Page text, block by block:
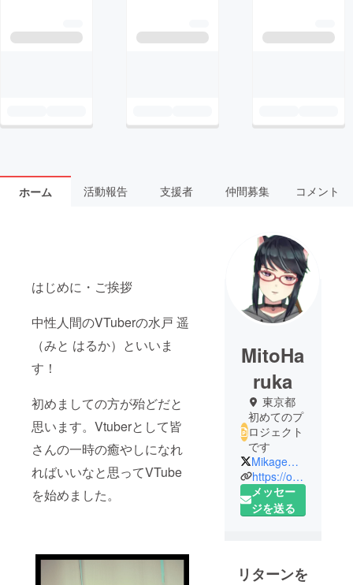
ホーム 活動報告 支援者 仲間募集 コメント
はじめに・ご挨拶
中性人間のVTuberの水戸 遥
（みと はるか）といいま
す！
初めましての方が殆どだと
思います。Vtuberとして皆
さんの一時の癒やしになれ
ればいいなと思ってVTube
を始めました。
MitoHa
ruka
東京都
初めてのプ
ロジェクト
です
MikageRiN_V
https://one-stride.com/
メッセー
ジを送る
リターンを